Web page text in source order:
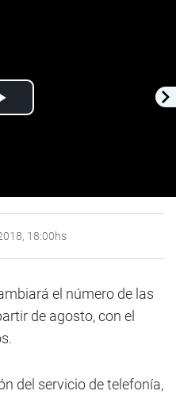
Play
18:00hs
el número de las
de agosto, con el
del servicio de telefonía,